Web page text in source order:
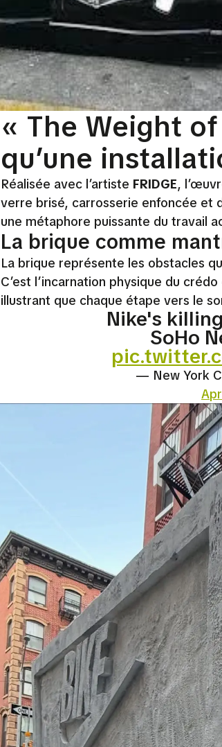
« The Weight
qu’une
Réalisée avec l’artiste FRIDGE,
verre brisé, carrosserie enfoncée et
une métaphore puissante du travail
La brique comme
La brique représente les obstacles
C’est l’incarnation physique du
illustrant que chaque étape vers le
Nike's
SoHo
— New York